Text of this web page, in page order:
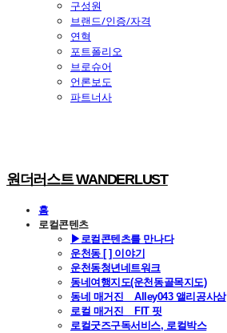
구성원
브랜드/인증/자격
연혁
포트폴리오
브로슈어
언론보도
파트너사
원더러스트 WANDERLUST
홈
로컬콘텐츠
▶로컬콘텐츠를 만나다
운천동 [ ] 이야기
운천동청년네트워크
동네여행지도(운천동골목지도)
동네 매거진 _ Alley043 앨리공사삼
로컬 매거진 _ FIT 핏
로컬굿즈구독서비스, 로컬박스